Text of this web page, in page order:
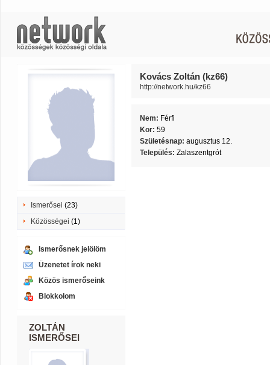
Ismerősei (23)
Közösségei (1)
Ismerősnek jelölöm
Üzenetet írok neki
Közös ismerőseink
Blokkolom
ZOLTÁN
ISMERŐSEI
Kovács Zoltán (kz66)
http://network.hu/kz66
Nem: Férfi
Kor: 59
Születésnap: augusztus 12.
Település: Zalaszentgrót